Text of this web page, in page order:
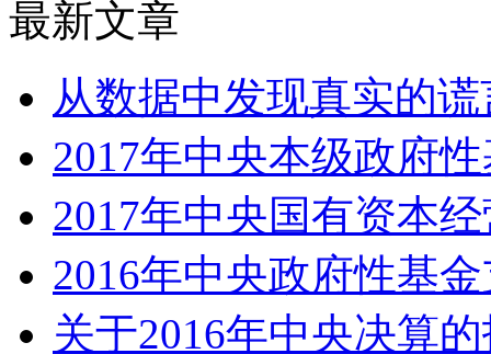
最新文章
从数据中发现真实的
2017年中央本级政府
2017年中央国有资本
2016年中央政府性基
关于2016年中央决算